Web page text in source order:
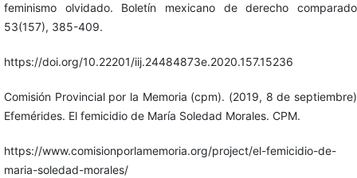
feminismo olvidado. Boletín mexicano de derecho
53(157), 385-409.
https://doi.org/10.22201/iij.24484873e.2020.157.15236
Comisión Provincial por la Memoria (cpm). (2019, 8 de
Efemérides. El femicidio de María Soledad Morales. CPM.
https://www.comisionporlamemoria.org/project/el-femicidio-de-
maria-soledad-morales/